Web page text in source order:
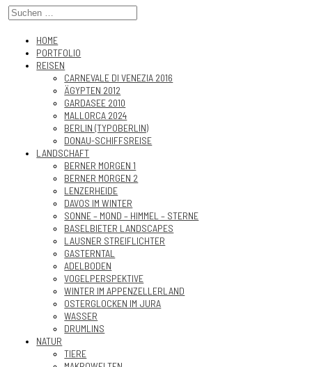
HOME
PORTFOLIO
REISEN
CARNEVALE DI VENEZIA 2016
ÄGYPTEN 2012
GARDASEE 2010
MALLORCA 2024
BERLIN (TYPOBERLIN)
DONAU-SCHIFFSREISE
LANDSCHAFT
BERNER MORGEN 1
BERNER MORGEN 2
LENZERHEIDE
DAVOS IM WINTER
SONNE – MOND – HIMMEL – STERNE
BASELBIETER LANDSCAPES
LAUSNER STREIFLICHTER
GASTERNTAL
ADELBODEN
VOGELPERSPEKTIVE
WINTER IM APPENZELLERLAND
OSTERGLOCKEN IM JURA
WASSER
DRUMLINS
NATUR
TIERE